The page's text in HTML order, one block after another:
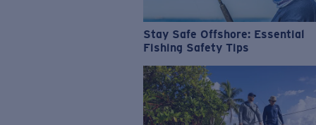
Stay Safe Offshore: Essential
Fishing Safety Tips